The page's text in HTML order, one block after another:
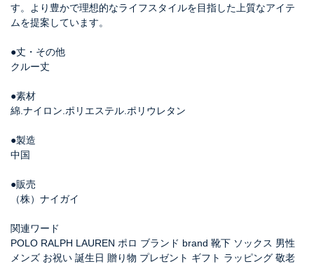
す。より豊かで理想的なライフスタイルを目指した上質なアイテ
ムを提案しています。
●丈・その他
クルー丈
●素材
綿.ナイロン.ポリエステル.ポリウレタン
●製造
中国
●販売
（株）ナイガイ
関連ワード
POLO RALPH LAUREN ポロ ブランド brand 靴下 ソックス 男性
メンズ お祝い 誕生日 贈り物 プレゼント ギフト ラッピング 敬老